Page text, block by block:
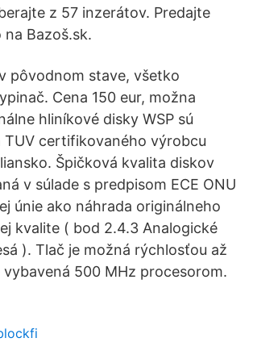
z 57 inzerátov. Predajte
Bazoš.sk.
pôvodnom stave, všetko
Cena 150 eur, možna
hliníkové disky WSP sú
TUV certifikovaného výrobcu
Špičková kvalita diskov
v súlade s predpisom ECE ONU
únie ako náhrada originálneho
kvalite ( bod 2.4.3 Analogické
). Tlač je možná rýchlosťou až
vybavená 500 MHz procesorom.